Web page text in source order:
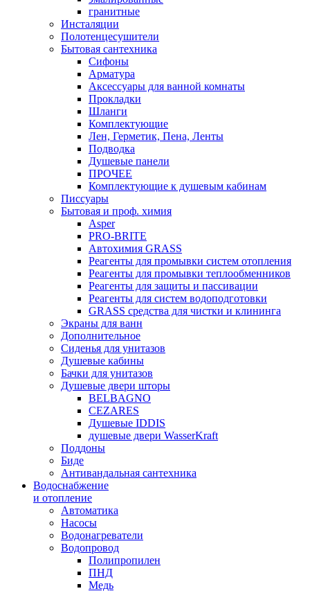
гранитные
Инсталяции
Полотенцесушители
Бытовая сантехника
Сифоны
Арматура
Аксессуары для ванной комнаты
Прокладки
Шланги
Комплектующие
Лен, Герметик, Пена, Ленты
Подводка
Душевые панели
ПРОЧЕЕ
Комплектующие к душевым кабинам
Писсуары
Бытовая и проф. химия
Asper
PRO-BRITE
Автохимия GRASS
Реагенты для промывки систем отопления
Реагенты для промывки теплообменников
Реагенты для защиты и пассивации
Реагенты для систем водоподготовки
GRASS средства для чистки и клининга
Экраны для ванн
Дополнительное
Сиденья для унитазов
Душевые кабины
Бачки для унитазов
Душевые двери шторы
BELBAGNO
CEZARES
Душевые IDDIS
душевые двери WasserKraft
Поддоны
Биде
Антивандальная сантехника
Водоснабжение
и отопление
Автоматика
Насосы
Водонагреватели
Водопровод
Полипропилен
ПНД
Медь